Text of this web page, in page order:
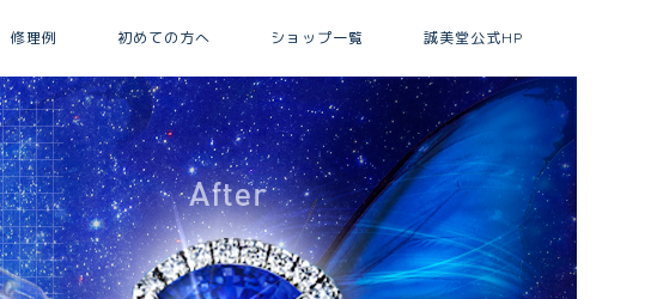
修理例 初めての方へ ショップ一覧 誠美堂公式HP